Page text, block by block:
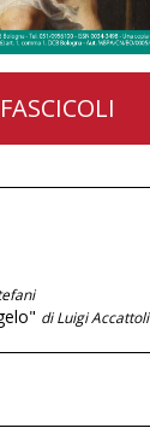
di Luigi Accattoli